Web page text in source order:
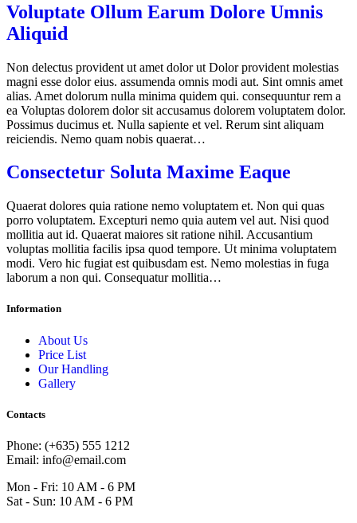
Voluptate Ollum Earum Dolore Umnis
Aliquid
Non delectus provident ut amet dolor ut Dolor provident molestias
magni esse dolor eius. assumenda omnis modi aut. Sint omnis amet
alias. Amet dolorum nulla minima quidem qui. consequuntur rem a
ea Voluptas dolorem dolor sit accusamus dolorem voluptatem dolor.
Possimus ducimus et. Nulla sapiente et vel. Rerum sint aliquam
reiciendis. Nemo quam nobis quaerat…
Consectetur Soluta Maxime Eaque
Quaerat dolores quia ratione nemo voluptatem et. Non qui quas
porro voluptatem. Excepturi nemo quia autem vel aut. Nisi quod
mollitia aut id. Quaerat maiores sit ratione nihil. Accusantium
voluptas mollitia facilis ipsa quod tempore. Ut minima voluptatem
modi. Vero hic fugiat est quibusdam est. Nemo molestias in fuga
laborum a non qui. Consequatur mollitia…
Information
About Us
Price List
Our Handling
Gallery
Contacts
Phone: (+635) 555 1212
Email: info@email.com
Mon - Fri: 10 AM - 6 PM
Sat - Sun: 10 AM - 6 PM